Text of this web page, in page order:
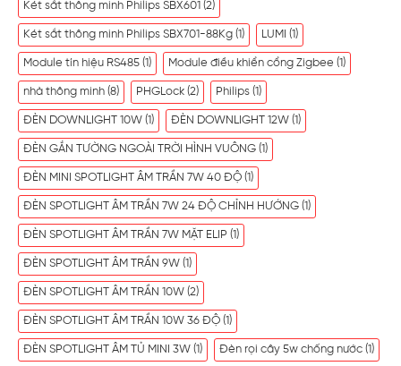
Két sắt thông minh Philips SBX601 (2)
Két sắt thông minh Philips SBX701-88Kg (1) LUMI (1)
Module tín hiệu RS485 (1) Module điều khiển cổng Zigbee (1)
nhà thông minh (8) PHGLock (2) Philips (1)
ĐÈN DOWNLIGHT 10W (1) ĐÈN DOWNLIGHT 12W (1)
ĐÈN GẮN TƯỜNG NGOÀI TRỜI HÌNH VUÔNG (1)
ĐÈN MINI SPOTLIGHT ÂM TRẦN 7W 40 ĐỘ (1)
ĐÈN SPOTLIGHT ÂM TRẦN 7W 24 ĐỘ CHỈNH HƯỚNG (1)
ĐÈN SPOTLIGHT ÂM TRẦN 7W MẶT ELIP (1)
ĐÈN SPOTLIGHT ÂM TRẦN 9W (1)
ĐÈN SPOTLIGHT ÂM TRẦN 10W (2)
ĐÈN SPOTLIGHT ÂM TRẦN 10W 36 ĐỘ (1)
ĐÈN SPOTLIGHT ÂM TỦ MINI 3W (1) Đèn rọi cây 5w chống nước (1)